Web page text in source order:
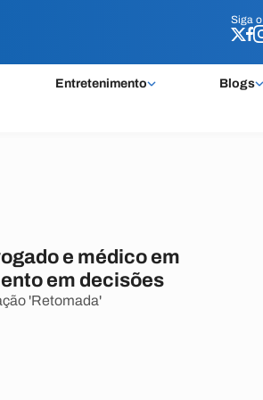
Siga o
Entretenimento Blogs
Siga o
e médico em
em decisões
'Retomada'